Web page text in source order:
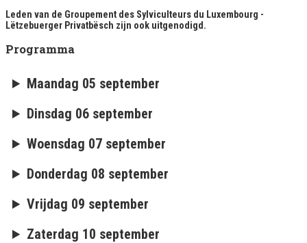
Leden van de Groupement des Sylviculteurs du Luxembourg -
Lëtzebuerger Privatbësch zijn ook uitgenodigd.
Programma
Maandag 05 september
Dinsdag 06 september
Woensdag 07 september
Donderdag 08 september
Vrijdag 09 september
Zaterdag 10 september